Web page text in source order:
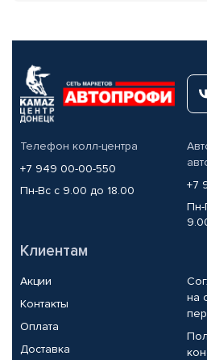
Телефон колл-центра
+7 949 00-00-550
Пн-Вс с 9.00 до 18.00
+7
Пн-
Клиентам
Акции
Контакты
Оплата
Доставка
на